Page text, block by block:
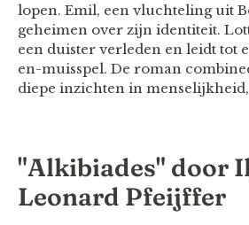
lopen. Emil, een vluchteling uit
geheimen over zijn identiteit.
een duister verleden en leidt tot
en-muisspel. De roman
diepe inzichten in
"Alkibiades" door
Leonard Pfeijffer